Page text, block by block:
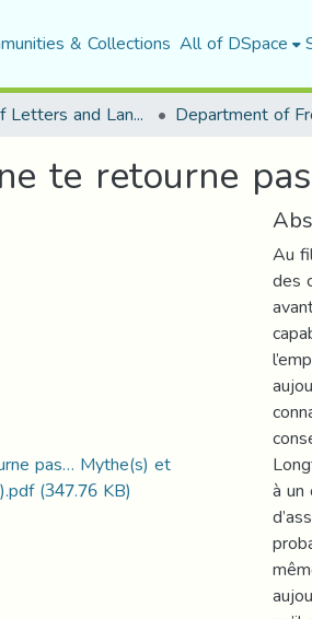
& Collections All of DSpace
Faculty of Letters and Languages
te retourne
pas… Mythe(s) et
(347.76 KB)
Au
des
à